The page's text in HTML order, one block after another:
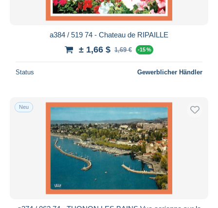
a384 / 519 74 - Chateau de RIPAILLE
± 1,66 $ 1,69 € -15 %
Status Gewerblicher Händler
Neu